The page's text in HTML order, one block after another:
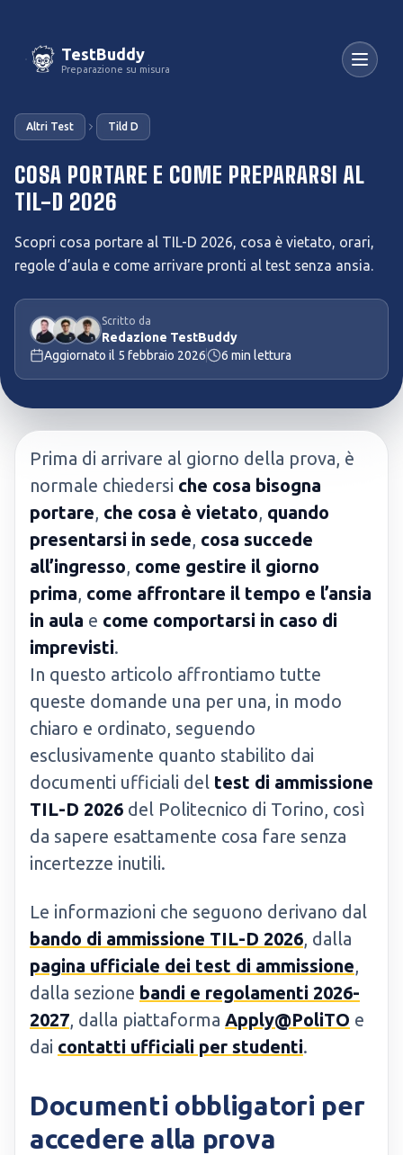
TestBuddy
Preparazione su misura
Altri Test Tild D
COSA PORTARE E COME PREPARARSI AL
TIL-D 2026
Scopri cosa portare al TIL-D 2026, cosa è vietato, orari,
regole d’aula e come arrivare pronti al test senza ansia.
Scritto da
Redazione TestBuddy
Aggiornato il 5 febbraio 2026 6 min lettura
Prima di arrivare al giorno della prova, è
normale chiedersi che cosa bisogna
portare, che cosa è vietato, quando
presentarsi in sede, cosa succede
all’ingresso, come gestire il giorno
prima, come affrontare il tempo e l’ansia
in aula e come comportarsi in caso di
imprevisti.
In questo articolo affrontiamo tutte
queste domande una per una, in modo
chiaro e ordinato, seguendo
esclusivamente quanto stabilito dai
documenti ufficiali del test di ammissione
TIL-D 2026 del Politecnico di Torino, così
da sapere esattamente cosa fare senza
incertezze inutili.
Le informazioni che seguono derivano dal
bando di ammissione TIL-D 2026, dalla
pagina ufficiale dei test di ammissione,
dalla sezione bandi e regolamenti 2026-
2027, dalla piattaforma Apply@PoliTO e
dai contatti ufficiali per studenti.
Documenti obbligatori per
accedere alla prova